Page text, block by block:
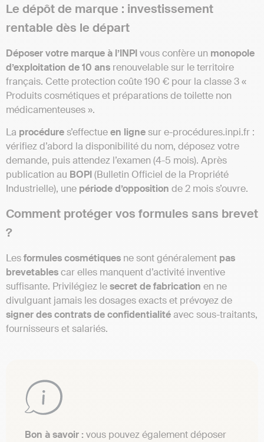
Le dépôt de marque : investissement
rentable dès le départ
Déposer votre marque à l’INPIvous confère un monopole
d’exploitation de 10 ans renouvelable sur le territoire
français. Cette protection coûte 190 € pour la classe 3 «
Produits cosmétiques et préparations de toilette non
médicamenteuses ».
La procédures’effectueen lignesur e-procédures.inpi.fr :
vérifiez d’abord la disponibilité du nom, déposez votre
demande, puis attendez l’examen (4-5 mois). Après
publication au BOPI(Bulletin Officiel de la Propriété
Industrielle), une période d’opposition de 2 mois s’ouvre.
Comment protéger vos formules sans brevet
?
Lesformules cosmétiques ne sont généralement pas
brevetablescar elles manquent d’activité inventive
suffisante. Privilégiez lesecret de fabrication en ne
divulguant jamais les dosages exacts et prévoyez de
signer des contrats de confidentialitéavec sous-traitants,
fournisseurs et salariés.
Bon à savoir : vous pouvez également déposer